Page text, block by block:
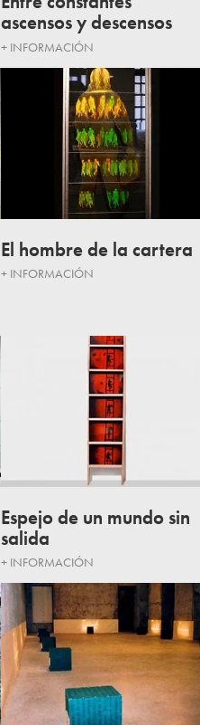
ascensos y descensos
+ INFORMACIÓN
El hombre de la cartera
+ INFORMACIÓN
Espejo de un mundo sin
salida
+ INFORMACIÓN